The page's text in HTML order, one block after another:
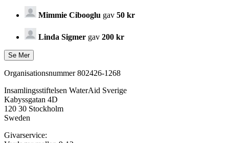
Mimmie Cibooglu gav 50 kr
Linda Sigmer gav 200 kr
Organisationsnummer 802426-1268
Insamlingsstiftelsen WaterAid Sverige
Kabyssgatan 4D
120 30 Stockholm
Sweden
Givarservice: